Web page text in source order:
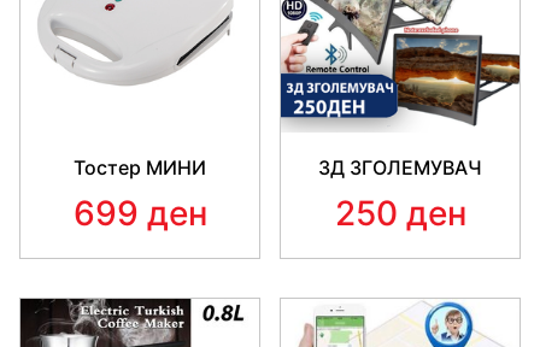
Тостер МИНИ
699 ден
3Д ЗГОЛЕМУВАЧ
250 ден